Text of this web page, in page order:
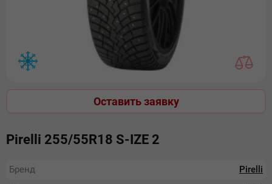
Оставить заявку
Pirelli 255/55R18 S-IZE 2
Бренд
Pirelli